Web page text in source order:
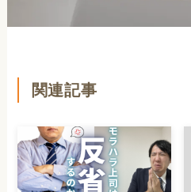
関連記事